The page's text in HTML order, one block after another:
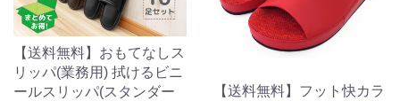
【送料無料】おもてなしス
リッパ(業務用) 拭けるビニ
ールスリッパ(スタンダー
【送料無料】フット快カラ